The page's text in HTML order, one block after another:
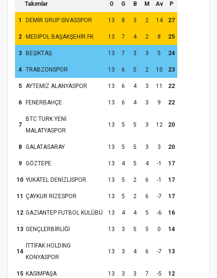
Takımlar O G B M Av P
1 DEMİR GRUP SİVASSPOR 13 8 3 2 14 27
2 MEDİPOL BAŞAKŞEHİR FK 13 7 4 2 8 25
3 BEŞİKTAŞ 13 7 3 3 5 24
4 TRABZONSPOR 13 6 5 2 10 23
5 AYTEMİZ ALANYASPOR 13 6 4 3 11 22
6 FENERBAHÇE 13 6 4 3 9 22
7
BTC TURK YENİ
MALATYASPOR
13 5 5 3 12 20
8 GALATASARAY 13 5 5 3 3 20
9 GÖZTEPE 13 4 5 4 -1 17
10 YUKATEL DENİZLİSPOR 13 5 2 6 -1 17
11 ÇAYKUR RİZESPOR 13 5 2 6 -7 17
12 GAZİANTEP FUTBOL KULÜBÜ 13 4 4 5 -6 16
13 GENÇLERBİRLİĞİ 13 3 5 5 0 14
14
İTTİFAK HOLDİNG
KONYASPOR
13 3 4 6 -7 13
15 KASIMPAŞA 13 3 3 7 -5 12